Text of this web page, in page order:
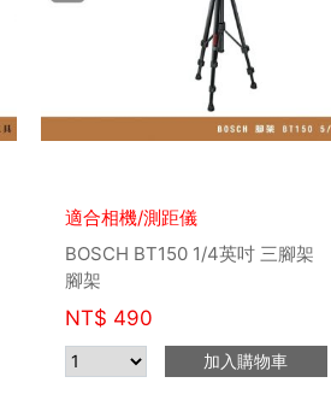
適合相機/測距儀
BOSCH BT150 1/4英吋 三腳架
腳架
NT$ 490
加入購物車